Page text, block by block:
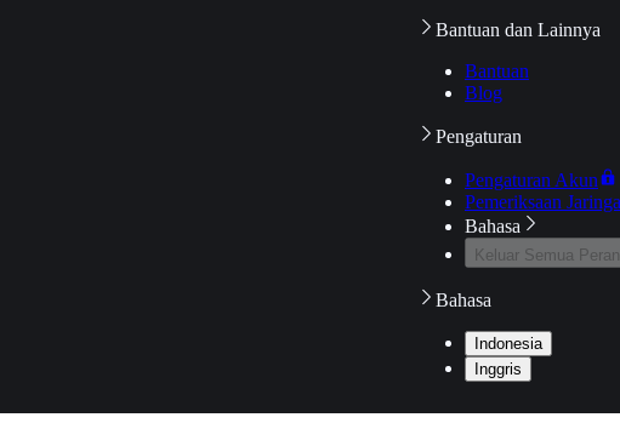
Bantuan dan Lainnya
Bantuan
Blog
Pengaturan
Pengaturan Akun
Pemeriksaan
Bahasa
Keluar Semua
Bahasa
Indonesia
Inggris